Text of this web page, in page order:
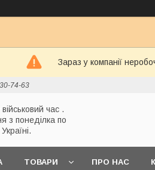
Зараз у компанії
74-63
час .
з понеділка по
ТОВАРИ ПРО НАС